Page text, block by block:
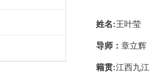
姓名:王叶莹
导师 ： 章立辉
籍贯:江西九江